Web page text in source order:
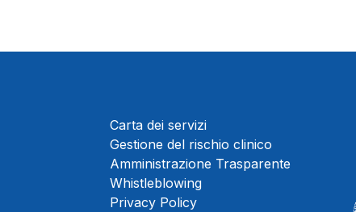
Carta dei servizi
Gestione del rischio clinico
Amministrazione Trasparente
Whistleblowing
Privacy Policy